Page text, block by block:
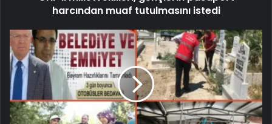
harcından muaf tutulmasını istedi